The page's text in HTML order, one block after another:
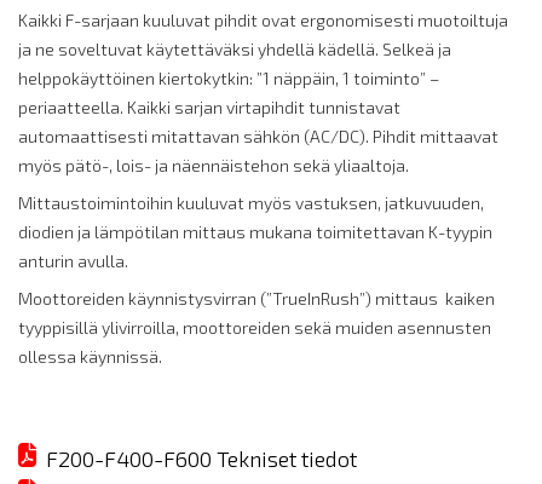
Kaikki F-sarjaan kuuluvat pihdit ovat ergonomisesti muotoiltuja
ja ne soveltuvat käytettäväksi yhdellä kädellä. Selkeä ja
helppokäyttöinen kiertokytkin: ”1 näppäin, 1 toiminto” –
periaatteella. Kaikki sarjan virtapihdit tunnistavat
automaattisesti mitattavan sähkön (AC/DC). Pihdit mittaavat
myös pätö-, lois- ja näennäistehon sekä yliaaltoja.
Mittaustoimintoihin kuuluvat myös vastuksen, jatkuvuuden,
diodien ja lämpötilan mittaus mukana toimitettavan K-tyypin
anturin avulla.
Moottoreiden käynnistysvirran (”TrueInRush”) mittaus kaiken
tyyppisillä ylivirroilla, moottoreiden sekä muiden asennusten
ollessa käynnissä.
F200-F400-F600 Tekniset tiedot